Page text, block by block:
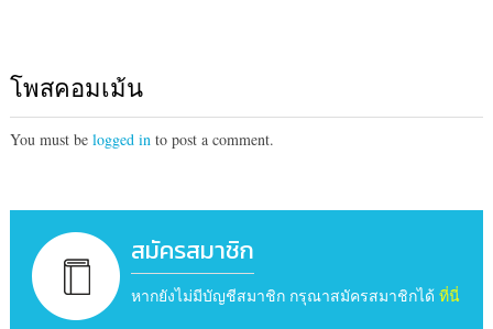
โพสคอมเม้น
You must be logged in to post a comment.
สมัครสมาชิก
หากยังไม่มีบัญชีสมาชิก กรุณาสมัครสมาชิกได้ ที่นี่